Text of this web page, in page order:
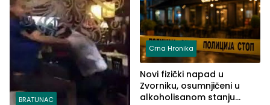
BRATUNAC
Crna Hronika
Novi fizički napad u
Zvorniku, osumnjičeni u
alkoholisanom stanju